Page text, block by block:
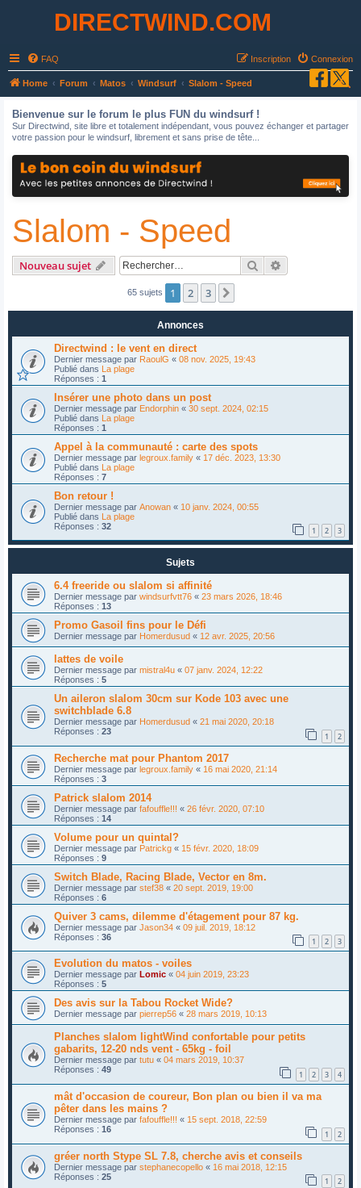
DIRECTWIND.COM
FAQ Connexion
Inscription
Home Forum Matos Windsurf Slalom - Speed
Bienvenue sur le forum le plus FUN du windsurf !
Sur Directwind, site libre et totalement indépendant, vous pouvez échanger et partager
votre passion pour le windsurf, librement et sans prise de tête...
Slalom - Speed
Nouveau sujet Rechercher
65 sujets 1 2 3
Annonces
Directwind : le vent en direct
Dernier message par RaoulG « 08 nov. 2025, 19:43
Publié dans La plage
Réponses : 1
Insérer une photo dans un post
Dernier message par Endorphin « 30 sept. 2024, 02:15
Publié dans La plage
Réponses : 1
Appel à la communauté : carte des spots
Dernier message par legroux.family « 17 déc. 2023, 13:30
Publié dans La plage
Réponses : 7
Bon retour !
Dernier message par Anowan « 10 janv. 2024, 00:55
Publié dans La plage
Réponses : 32 1 2 3
Sujets
6.4 freeride ou slalom si affinité
Dernier message par windsurfvtt76 « 23 mars 2026, 18:46
Réponses : 13
Promo Gasoil fins pour le Défi
Dernier message par Homerdusud « 12 avr. 2025, 20:56
lattes de voile
Dernier message par mistral4u « 07 janv. 2024, 12:22
Réponses : 5
Un aileron slalom 30cm sur Kode 103 avec une
switchblade 6.8
Dernier message par Homerdusud « 21 mai 2020, 20:18
Réponses : 23 1 2
Recherche mat pour Phantom 2017
Dernier message par legroux.family « 16 mai 2020, 21:14
Réponses : 3
Patrick slalom 2014
Dernier message par fafouffle!!! « 26 févr. 2020, 07:10
Réponses : 14
Volume pour un quintal?
Dernier message par Patrickg « 15 févr. 2020, 18:09
Réponses : 9
Switch Blade, Racing Blade, Vector en 8m.
Dernier message par stef38 « 20 sept. 2019, 19:00
Réponses : 6
Quiver 3 cams, dilemme d'étagement pour 87 kg.
Dernier message par Jason34 « 09 juil. 2019, 18:12
Réponses : 36 1 2 3
Evolution du matos - voiles
Dernier message par Lomic « 04 juin 2019, 23:23
Réponses : 5
Des avis sur la Tabou Rocket Wide?
Dernier message par pierrep56 « 28 mars 2019, 10:13
Planches slalom lightWind confortable pour petits
gabarits, 12-20 nds vent - 65kg - foil
Dernier message par tutu « 04 mars 2019, 10:37
Réponses : 49 1 2 3 4
mât d'occasion de coureur, Bon plan ou bien il va ma
pêter dans les mains ?
Dernier message par fafouffle!!! « 15 sept. 2018, 22:59
Réponses : 16 1 2
gréer north Stype SL 7.8, cherche avis et conseils
Dernier message par stephanecopello « 16 mai 2018, 12:15
Réponses : 25 1 2